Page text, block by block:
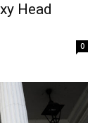
Head
0